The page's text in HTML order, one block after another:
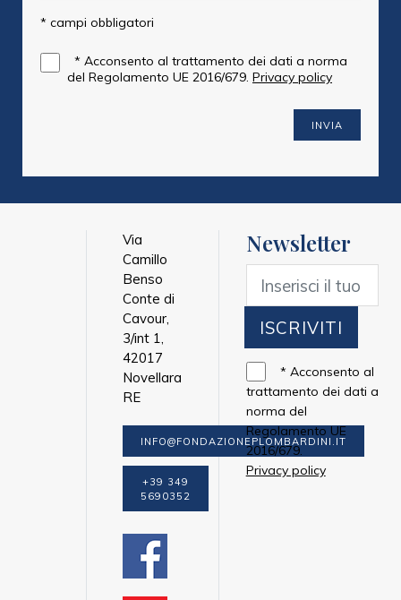
* campi obbligatori
* Acconsento al trattamento dei dati a norma
del Regolamento UE 2016/679. Privacy policy
INVIA
Via
Camillo
Benso
Conte di
Cavour,
3/int 1,
42017
Novellara
RE
INFO@FONDAZIONEPLOMBARDINI.IT
+39 349
5690352
Newsletter
ISCRIVITI
* Acconsento al
trattamento dei dati a
norma del
Regolamento UE
2016/679.
Privacy policy